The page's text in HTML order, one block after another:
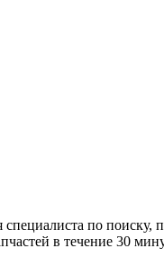
по поиску,
в течение 30